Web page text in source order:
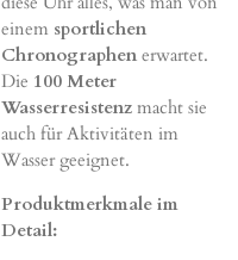
einem sportlichen
Chronographen erwartet.
Die 100 Meter
Wasserresistenz macht sie
auch für Aktivitäten im
Wasser geeignet.
Produktmerkmale im
Detail: